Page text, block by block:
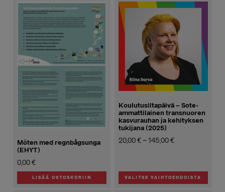
Möten med regnbågsunga
(EHYT)
0,00€
LISÄÄ OSTOSKORIIN
Koulutusiltapäivä – Sote-
ammattilainen transnuoren
kasvurauhan ja kehityksen
tukijana (2025)
20,00€ – 145,00€Hintaluokka:
145,00 €
VALITSE VAIHTOEHDOISTA